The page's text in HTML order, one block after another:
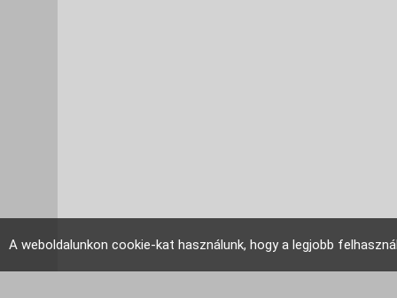
A weboldalunkon cookie-kat használunk, hogy a legjobb